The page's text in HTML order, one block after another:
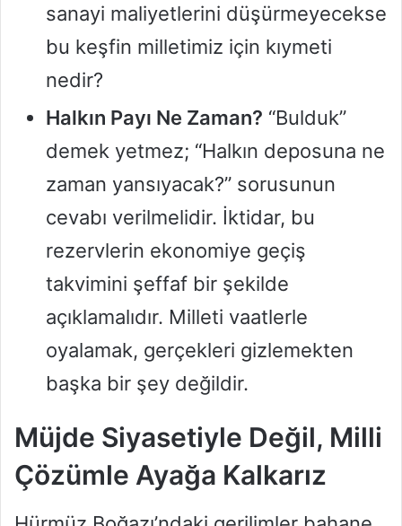
sanayi maliyetlerini düşürmeyecekse
bu keşfin milletimiz için kıymeti
nedir?
Halkın Payı Ne Zaman? “Bulduk”
demek yetmez; “Halkın deposuna ne
zaman yansıyacak?” sorusunun
cevabı verilmelidir. İktidar, bu
rezervlerin ekonomiye geçiş
takvimini şeffaf bir şekilde
açıklamalıdır. Milleti vaatlerle
oyalamak, gerçekleri gizlemekten
başka bir şey değildir.
Müjde Siyasetiyle Değil, Milli
Çözümle Ayağa Kalkarız